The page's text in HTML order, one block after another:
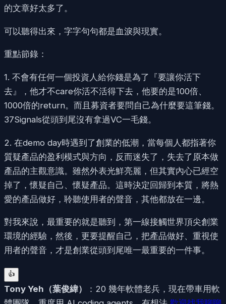
的文章好太多了。
可以聽得出來，字字句句都是血淚與現實。
重點節錄：
1. 不會有任何一個投資人給你錢是為了『要讓你活下
去』，他才不care你活不活得下去，他要的是100倍、
1000倍的return。而且募資者要問自己為什麼要這筆錢。
37Signals從頭到尾沒有拿過VC一毛錢。
2. 在demo day時遇到了創業的低潮，當每個人都指著你
質疑產品的盈利模式與方向，反而迷失了，失去了原本做
產品的主觀意識。雖然外表光鮮亮麗，但其實內心已經空
掉了，懷疑自己、懷疑產品。這時決定回歸到本質，將熱
愛的產品做好，聆聽使用者的聲音，其他都放在一邊。
對我來說，最重要的就是聽到，第一線接觸世界頂尖創業
環境的經驗，然後，更要提醒自己，把產品做好、重視使
用者的聲音，才是創業從頭到尾唯一最重要的一件事。
👍
Tony Yeh （葉俊緯）
：20 幾年軟體老兵，現在帶車用軟